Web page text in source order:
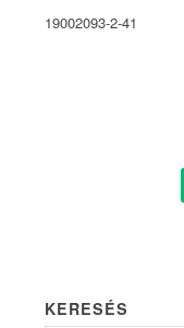
19002093-2-41
KERESÉS